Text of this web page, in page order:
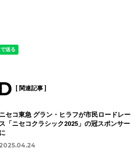
[ 関連記事 ]
ニセコ東急 グラン・ヒラフが市民ロードレー
ス「ニセコクラシック2025」の冠スポンサー
に
2025.04.24